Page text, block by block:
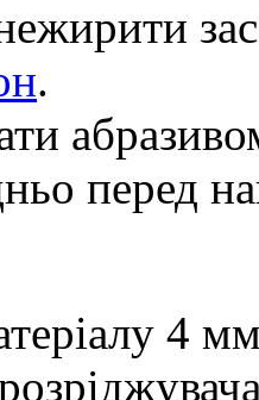
.
перед
4